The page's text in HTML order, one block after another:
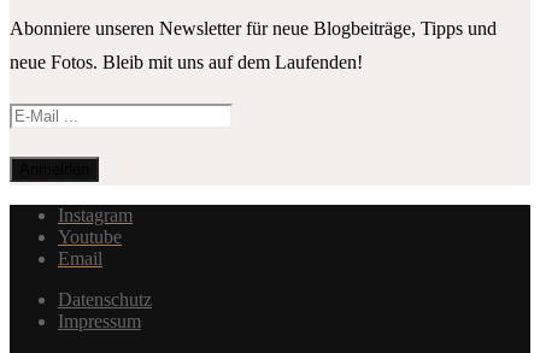
Abonniere unseren Newsletter für neue Blogbeiträge, Tipps und
neue Fotos. Bleib mit uns auf dem Laufenden!
Instagram
Youtube
Email
Datenschutz
Impressum